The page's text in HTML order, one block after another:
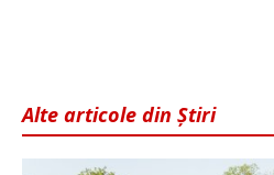
Alte articole din Știri